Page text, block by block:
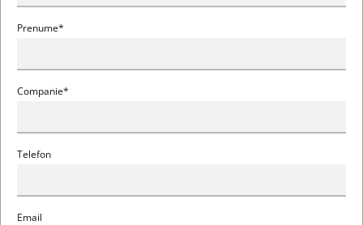
Prenume*
Companie*
Telefon
Email